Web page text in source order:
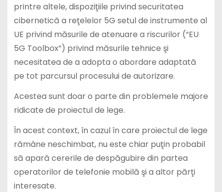
printre altele, dispoziţiile privind securitatea
cibernetică a reţelelor 5G setul de instrumente al
UE privind măsurile de atenuare a riscurilor (“EU
5G Toolbox”) privind măsurile tehnice şi
necesitatea de a adopta o abordare adaptată
pe tot parcursul procesului de autorizare.
Acestea sunt doar o parte din problemele majore
ridicate de proiectul de lege.
În acest context, în cazul în care proiectul de lege
rămâne neschimbat, nu este chiar puţin probabil
să apară cererile de despăgubire din partea
operatorilor de telefonie mobilă şi a altor părţi
interesate.